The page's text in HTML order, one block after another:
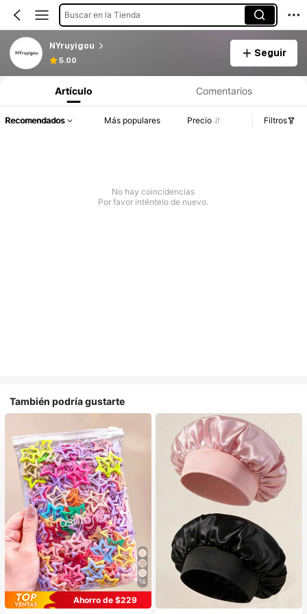
Buscar en la Tienda
NYruyigou
5.00
Seguir
Artículo Comentarios
Recomendados Más populares Precio Filtros
No hay coincidencias
Por favor inténtelo de nuevo.
También podría gustarte
16
Ahorro de $229
#1 Más vendidos
en Multicolor Gorros para el pelo para mujer
Establecido hace 1 año